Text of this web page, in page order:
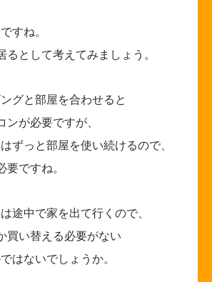
すね。
るとして考えてみましょう。
グと部屋を合わせると
ンが必要ですが、
ずっと部屋を使い続けるので、
要ですね。
途中で家を出て行くので、
買い替える必要がない
はないでしょうか。